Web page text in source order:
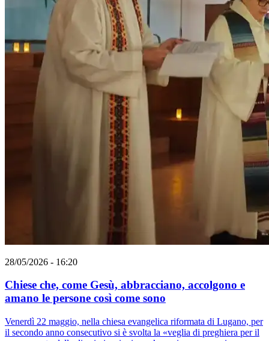
28/05/2026 - 16:20
Chiese che, come Gesù, abbracciano, accolgono e
amano le persone così come sono
Venerdì 22 maggio, nella chiesa evangelica riformata di Lugano, per
il secondo anno consecutivo si è svolta la «veglia di preghiera per il